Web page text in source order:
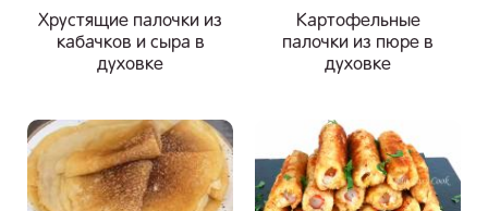
Хрустящие палочки из
кабачков и сыра в
духовке
Картофельные
палочки из пюре в
духовке